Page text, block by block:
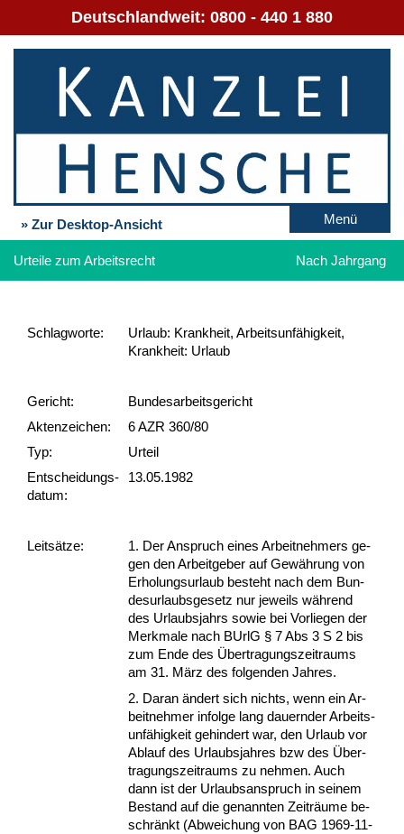
Deutschlandweit: 0800 - 440 1 880
» Zur Desktop-Ansicht Menü
Urteile zum Arbeitsrecht Nach Jahrgang
Schlag­worte:
Urlaub: Krankheit, Arbeitsunfähigkeit,
Krankheit: Urlaub
Gericht:
Bundesarbeitsgericht
Akten­zeichen:
6 AZR 360/80
Typ:
Urteil
Ent­scheid­ungs­
datum:
13.05.1982
Leit­sätze:
1. Der An­spruch ei­nes Ar­beit­neh­mers ge­
gen den Ar­beit­ge­ber auf Gewährung von
Er­ho­lungs­ur­laub be­steht nach dem Bun­
des­ur­laubs­ge­setz nur je­weils während
des Ur­laubs­jahrs so­wie bei Vor­lie­gen der
Merk­ma­le nach BUrlG § 7 Abs 3 S 2 bis
zum En­de des Über­tra­gungs­zeit­raums
am 31. März des fol­gen­den Jah­res.
2. Dar­an ändert sich nichts, wenn ein Ar­
beit­neh­mer in­fol­ge lang dau­ern­der Ar­beits­
unfähig­keit ge­hin­dert war, den Ur­laub vor
Ab­lauf des Ur­laubs­jah­res bzw des Über­
tra­gungs­zeit­raums zu neh­men. Auch
dann ist der Ur­laubs­an­spruch in sei­nem
Be­stand auf die ge­nann­ten Zeiträume be­
schränkt (Ab­wei­chung von BAG 1969-11-